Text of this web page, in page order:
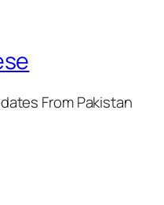
From Pakistan